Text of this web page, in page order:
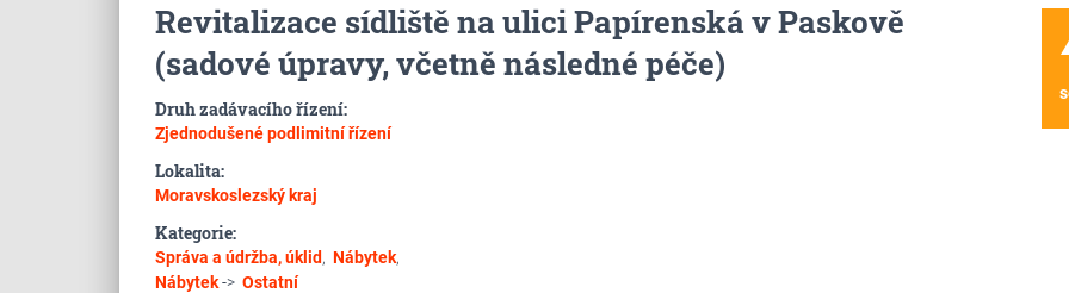
Revitalizace sídliště na ulici Papírenská v Paskově
(sadové úpravy, včetně následné péče)
Druh zadávacího řízení:
Zjednodušené podlimitní řízení
Lokalita:
Moravskoslezský kraj
Kategorie:
Správa a údržba, úklid, Nábytek,
Nábytek-> Ostatní